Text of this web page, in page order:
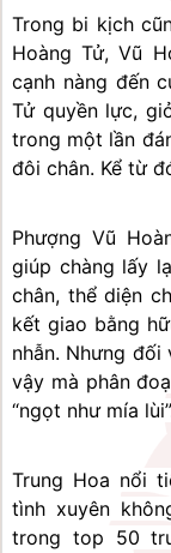
Trong bi kịch
Hoàng Tử, Vũ
cạnh nàng đến
Tử quyền lực,
trong một lần
đôi chân. Kể từ
Phượng Vũ
giúp chàng lấy
chân, thể diện
kết giao bằng
nhẫn. Nhưng đối
vậy mà phân
“ngọt như mía
Trung Hoa nổi
tình xuyên
trong top 50